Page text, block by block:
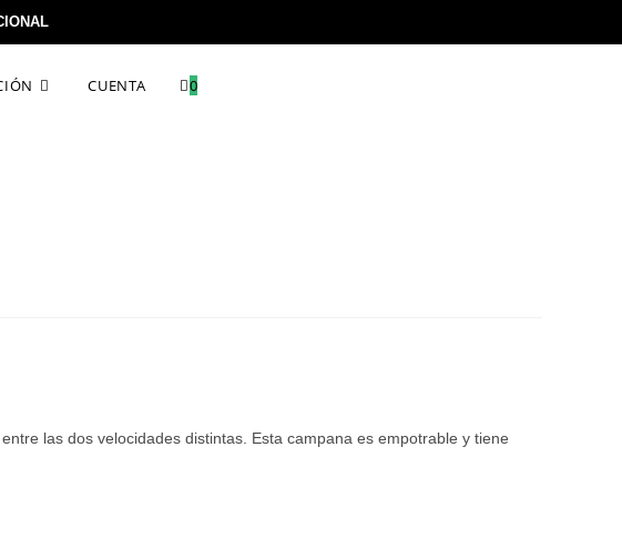
CUENTA 0
las dos velocidades distintas. Esta campana es empotrable y tiene